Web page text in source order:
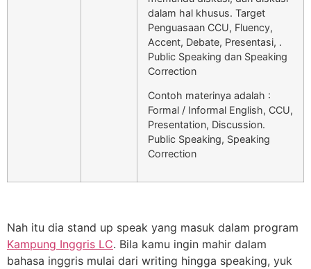
dalam hal khusus. Target
Penguasaan CCU, Fluency,
Accent, Debate, Presentasi, .
Public Speaking dan Speaking
Correction
Contoh materinya adalah :
Formal / Informal English, CCU,
Presentation, Discussion.
Public Speaking, Speaking
Correction
Nah itu dia stand up speak yang masuk dalam program
Kampung Inggris LC. Bila kamu ingin mahir dalam
bahasa inggris mulai dari writing hingga speaking, yuk